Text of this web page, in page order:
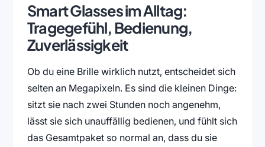
Smart Glasses im Alltag:
Tragegefühl, Bedienung,
Zuverlässigkeit
Ob du eine Brille wirklich nutzt, entscheidet sich
selten an Megapixeln. Es sind die kleinen Dinge:
sitzt sie nach zwei Stunden noch angenehm,
lässt sie sich unauffällig bedienen, und fühlt sich
das Gesamtpaket so normal an, dass du sie